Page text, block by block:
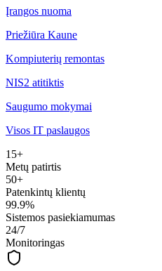
Įrangos nuoma
Priežiūra Kaune
Kompiuterių remontas
NIS2 atitiktis
Saugumo mokymai
Visos IT paslaugos
15+
Metų patirtis
50+
Patenkintų klientų
99.9%
Sistemos pasiekiamumas
24/7
Monitoringas